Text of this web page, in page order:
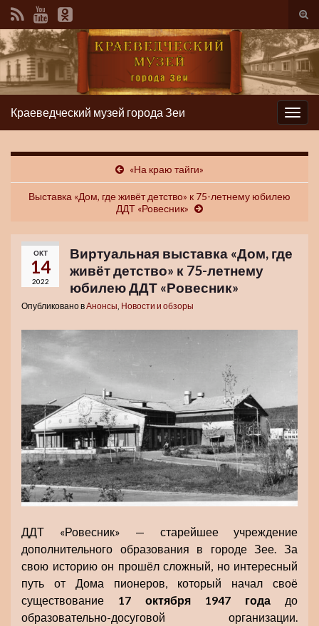
Вкл/
Вкл/
выкл
Краеведческий музей города Зеи
«На краю тайги»
Выставка «Дом, где живёт детство» к 75-летнему юбилею
ДДТ «Ровесник»
ОКТ
14
2022
Виртуальная выставка «Дом, где
живёт детство» к 75-летнему
юбилею ДДТ «Ровесник»
Опубликовано вАнонсы, Новости и обзоры
ДДТ «Ровесник» — старейшее учреждение
дополнительного образования в городе Зее. За
свою историю он прошёл сложный, но интересный
путь от Дома пионеров, который начал своё
существование 17 октября 1947 года до
образовательно-досуговой организации.